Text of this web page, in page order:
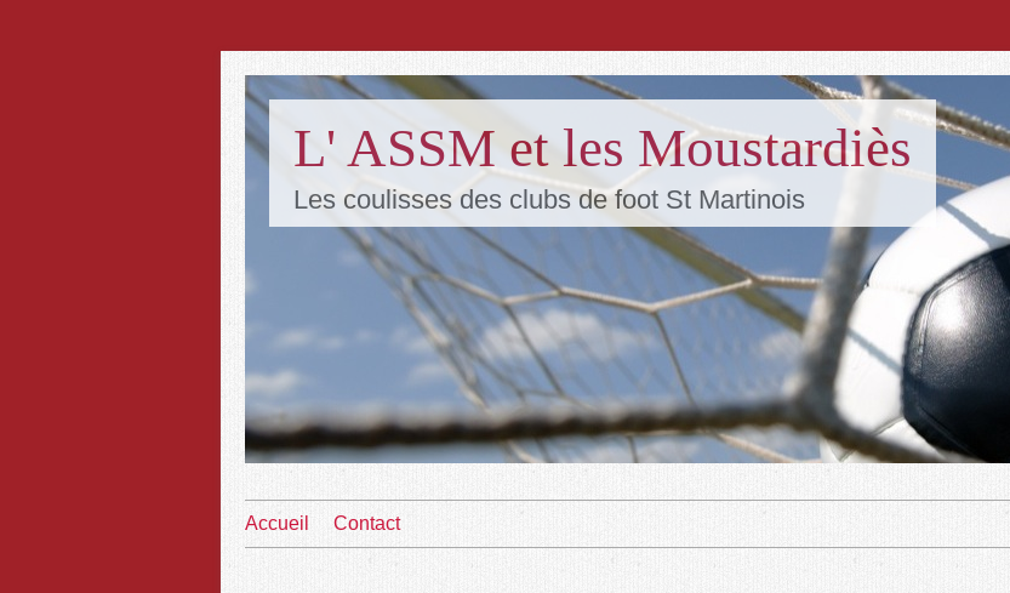
L' ASSM et les Moustardiès
Les coulisses des clubs de foot St Martinois
Accueil Contact